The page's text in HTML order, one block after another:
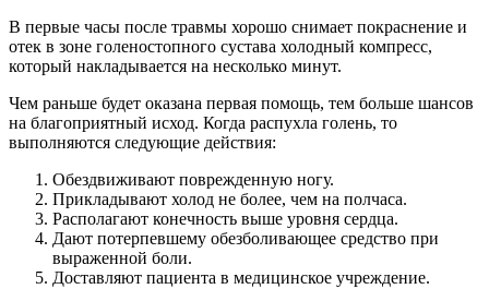
В первые часы после травмы хорошо снимает покраснение и
отек в зоне голеностопного сустава холодный компресс,
который накладывается на несколько минут.
Чем раньше будет оказана первая помощь, тем больше шансов
на благоприятный исход. Когда распухла голень, то
выполняются следующие действия:
Обездвиживают поврежденную ногу.
Прикладывают холод не более, чем на полчаса.
Располагают конечность выше уровня сердца.
Дают потерпевшему обезболивающее средство при
выраженной боли.
Доставляют пациента в медицинское учреждение.